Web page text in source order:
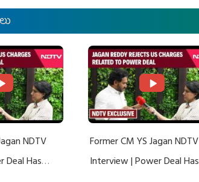
NDTV
Deal Has
Former CM YS Jagan NDTV
Interview | Power Deal Has